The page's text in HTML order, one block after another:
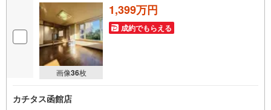
画像36枚
1,399万円
成約でもらえる
カチタス函館店